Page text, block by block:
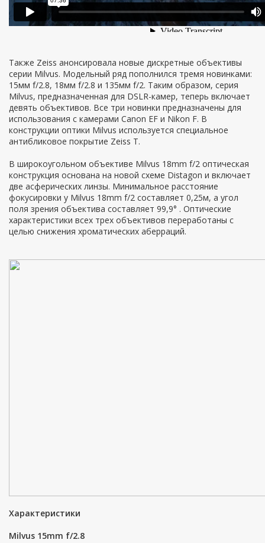
Также Zeiss анонсировала новые дискретные объективы
серии Milvus. Модельный ряд пополнился тремя новинками:
15мм f/2.8, 18мм f/2.8 и 135мм f/2. Таким образом, серия
Milvus, предназначенная для DSLR-камер, теперь включает
девять объективов. Все три новинки предназначены для
использования с камерами Canon EF и Nikon F. В
конструкции оптики Milvus используется специальное
антибликовое покрытие Zeiss T.
В широкоугольном объективе Milvus 18mm f/2 оптическая
конструкция основана на новой схеме Distagon и включает
две асферических линзы. Минимальное расстояние
фокусировки у Milvus 18mm f/2 составляет 0,25м, а угол
поля зрения объектива составляет 99,9° . Оптические
характеристики всех трех объективов переработаны с
целью снижения хроматических аберраций.
Характеристики
Milvus 15mm f/2.8